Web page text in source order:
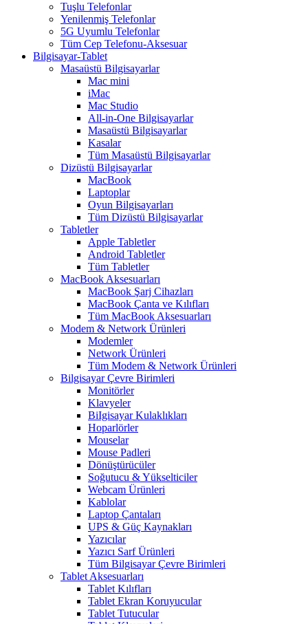
Tuşlu Telefonlar
Yenilenmiş Telefonlar
5G Uyumlu Telefonlar
Tüm Cep Telefonu-Aksesuar
Bilgisayar-Tablet
Masaüstü Bilgisayarlar
Mac mini
iMac
Mac Studio
All-in-One Bilgisayarlar
Masaüstü Bilgisayarlar
Kasalar
Tüm Masaüstü Bilgisayarlar
Dizüstü Bilgisayarlar
MacBook
Laptoplar
Oyun Bilgisayarları
Tüm Dizüstü Bilgisayarlar
Tabletler
Apple Tabletler
Android Tabletler
Tüm Tabletler
MacBook Aksesuarları
MacBook Şarj Cihazları
MacBook Çanta ve Kılıfları
Tüm MacBook Aksesuarları
Modem & Network Ürünleri
Modemler
Network Ürünleri
Tüm Modem & Network Ürünleri
Bilgisayar Çevre Birimleri
Monitörler
Klavyeler
BiIgisayar Kulaklıkları
Hoparlörler
Mouselar
Mouse Padleri
Dönüştürücüler
Soğutucu & Yükselticiler
Webcam Ürünleri
Kablolar
Laptop Çantaları
UPS & Güç Kaynakları
Yazıcılar
Yazıcı Sarf Ürünleri
Tüm Bilgisayar Çevre Birimleri
Tablet Aksesuarları
Tablet Kılıfları
Tablet Ekran Koruyucular
Tablet Tutucular